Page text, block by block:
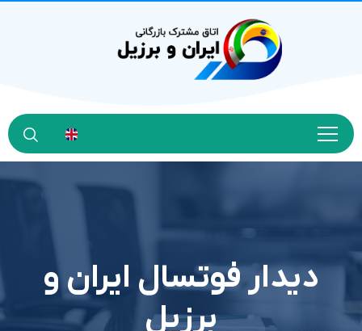
دیدار فوتسال ایران و
برزیل